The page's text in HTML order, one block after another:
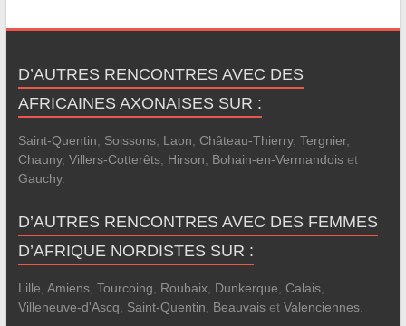
D’AUTRES RENCONTRES AVEC DES
AFRICAINES AXONAISES SUR :
Saint-Quentin, Soissons, Laon, Château-Thierry, Tergnier,
Chauny, Villers-Cotterêts, Hirson, Bohain-en-Vermandoiset
Gauchy.
D’AUTRES RENCONTRES AVEC DES FEMMES
D’AFRIQUE NORDISTES SUR :
Lille, Amiens, Tourcoing, Roubaix, Dunkerque, Calais,
Villeneuve-d'Ascq, Saint-Quentin, Beauvaiset Valenciennes.